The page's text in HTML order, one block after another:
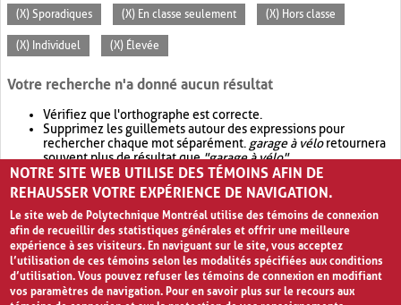
(X) Sporadiques (X) En classe seulement (X) Hors classe
(X) Individuel (X) Élevée
Votre recherche n'a donné aucun résultat
Vérifiez que l'orthographe est correcte.
Supprimez les guillemets autour des expressions pour
rechercher chaque mot séparément. garage à véloretournera
souvent plus de résultat que"garage à vélo".
Envisagez d'élargir votre recherche avec OR.garage OR vélo
retournera souvent plus de résultat quegarage à vélo
NOTRE SITE WEB UTILISE DES TÉMOINS AFIN DE
REHAUSSER VOTRE EXPÉRIENCE DE NAVIGATION.
Le site web de Polytechnique Montréal utilise des témoins de connexion
afin de recueillir des statistiques générales et offrir une meilleure
expérience à ses visiteurs. En naviguant sur le site, vous acceptez
l’utilisation de ces témoins selon les modalités spécifiées aux conditions
d’utilisation. Vous pouvez refuser les témoins de connexion en modifiant
vos paramètres de navigation. Pour en savoir plus sur le recours aux